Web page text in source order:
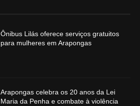
Ônibus Lilás oferece serviços gratuitos
para mulheres em Arapongas
Arapongas celebra os 20 anos da Lei
Maria da Penha e combate à violência